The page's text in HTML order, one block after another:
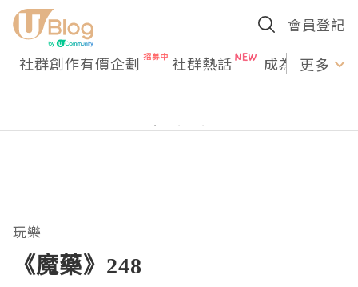
會員登記
社群創作有價企劃 社群熱話 成為U更多
玩樂
《魔藥》248